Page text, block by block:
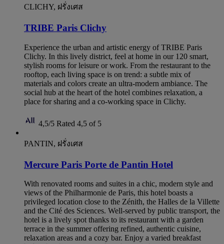
CLICHY, ฝรั่งเศส
TRIBE Paris Clichy
Experience the urban and artistic energy of TRIBE Paris
Clichy. In this lively district, feel at home in our 120 smart,
stylish rooms for leisure or work. From the restaurant to the
rooftop, each living space is on trend: a subtle mix of
materials and colors create an ultra-modern ambiance. The
social hub at the heart of the hotel combines relaxation, a
place for sharing and a co-working space in Clichy.
4,5/5 Rated 4,5 of 5
PANTIN, ฝรั่งเศส
Mercure Paris Porte de Pantin Hotel
With renovated rooms and suites in a chic, modern style and
views of the Philharmonie de Paris, this hotel boasts a
privileged location close to the Zénith, the Halles de la Villette
and the Cité des Sciences. Well-served by public transport, the
hotel is a lively spot thanks to its restaurant with a garden
terrace in the summer offering refined, authentic cuisine,
relaxation areas and a cozy bar. Enjoy a varied breakfast